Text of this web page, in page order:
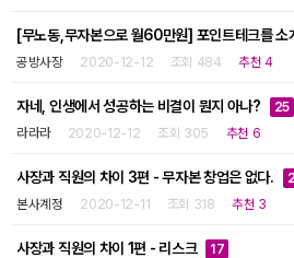
[무노동,무자본으로 월60만원] 포인트테크를 소
공방사장 2020-12-12 조회 484 추천 4
자네, 인생에서 성공하는 비결이 뭔지 아나? 25
라라라 2020-12-12 조회 305 추천 6
사장과 직원의 차이 3편 - 무자본 창업은 없다.
본사계정 2020-12-11 조회 318 추천 3
사장과 직원의 차이 1편 - 리스크 17